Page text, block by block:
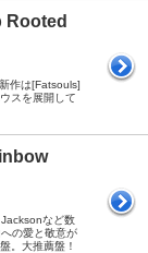
Rooted
作は[Fatsouls]
スを展開して
など数
の愛と敬意が
。大推薦盤！